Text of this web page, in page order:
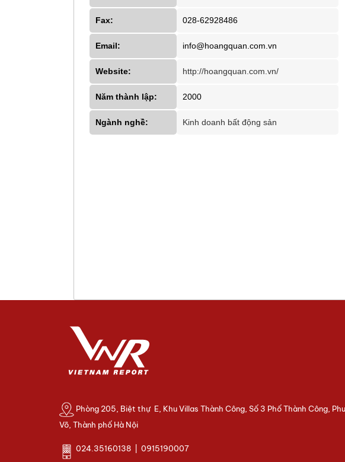
Fax: 028-62928486
Email: info@hoangquan.com.vn
Website: http://hoangquan.com.vn/
Năm thành lập: 2000
Ngành nghề: Kinh doanh bất động sản
Phòng 205, Biệt thự E, Khu Villas Thành Công, Số 3 Phố Thành Công,
Võ, Thành phố Hà Nội
024.35160138 | 0915190007